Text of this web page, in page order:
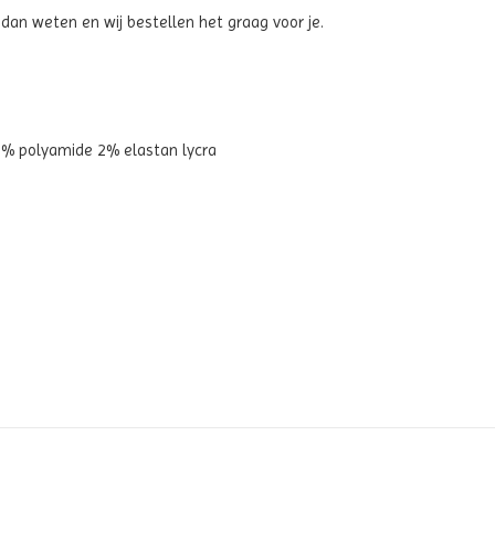
weten en wij bestellen het graag voor je.
polyamide 2% elastan lycra